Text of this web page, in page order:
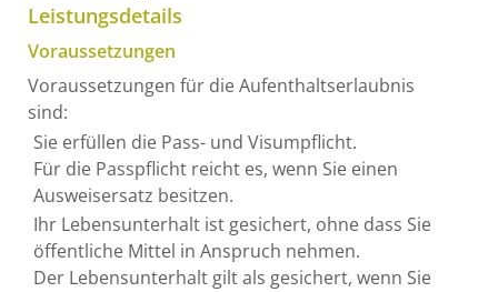
Leistungsdetails
Voraussetzungen
Voraussetzungen für die Aufenthaltserlaubnis
sind:
Sie erfüllen die Pass- und Visumpflicht.
Für die Passpflicht reicht es, wenn Sie einen
Ausweisersatz besitzen.
Ihr Lebensunterhalt ist gesichert, ohne dass Sie
öffentliche Mittel in Anspruch nehmen.
Der Lebensunterhalt gilt als gesichert, wenn Sie